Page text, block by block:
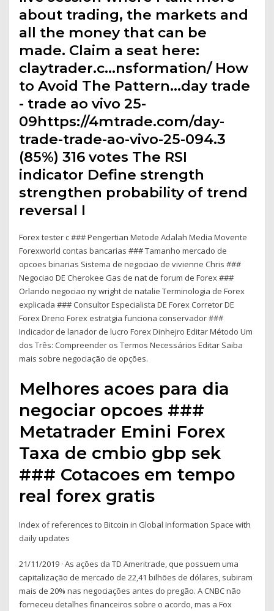
about trading, the markets and
all the money that can be
made. Claim a seat here:
claytrader.c…nsformation/ How
to Avoid The Pattern…day trade
- trade ao vivo 25-
09https://4mtrade.com/day-
trade-trade-ao-vivo-25-094.3
(85%) 316 votes The RSI
indicator Define strength
strengthen probability of trend
reversal I
Forex tester c ### Pengertian Metode Adalah Media Movente
Forexworld contas bancarias ### Tamanho mercado de
opcoes binarias Sistema de negociao de vivienne Chris ###
Negociao DE Cherokee Gas de nat de forum de Forex ###
Orlando negociao ny wright de natalie Terminologia de Forex
explicada ### Consultor Especialista DE Forex Corretor DE
Forex Dreno Forex estratgia funciona conservador ###
Indicador de lanador de lucro Forex Dinhejro Editar Método Um
dos Três: Compreender os Termos Necessários Editar Saiba
mais sobre negociação de opções.
Melhores acoes para dia
negociar opcoes ###
Metatrader Emini Forex
Taxa de cmbio gbp sek
### Cotacoes em tempo
real forex gratis
Index of references to Bitcoin in Global Information Space with
daily updates
21/11/2019 · As ações da TD Ameritrade, que possuem uma
capitalização de mercado de 22,41 bilhões de dólares, subiram
mais de 20% nas negociações antes do pregão. A CNBC não
forneceu detalhes financeiros sobre o acordo, mas a Fox